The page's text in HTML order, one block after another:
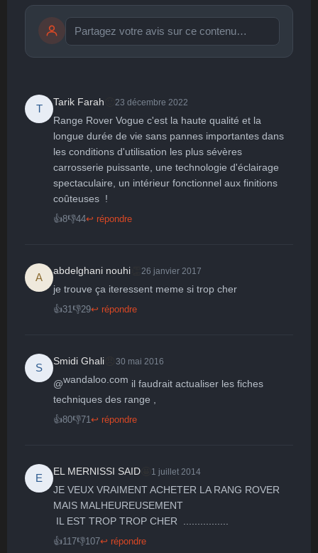
🤩
Parfait
👏
Bravo
😄
Réjoui
🙂
Content
😐
😮
Surpris
😞
Déçu
😠
Enervé
😨
Effrayé
publication immédiate Publier
T
Tarik Farah 23 décembre 2022
Range Rover Vogue c'est la haute qualité et la
longue durée de vie sans pannes importantes dans
les conditions d'utilisation les plus sévères
carrosserie puissante, une technologie d'éclairage
spectaculaire, un intérieur fonctionnel aux finitions
coûteuses  !
👍8👎44↩ répondre
A
abdelghani nouhi 26 janvier 2017
je trouve ça iteressent meme si trop cher
👍31 👎29↩ répondre
S
Smidi Ghali 30 mai 2016
@wandaloo.com il faudrait actualiser les fiches
techniques des range ,
👍80👎71 ↩ répondre
E
EL MERNISSI SAID 1 juillet 2014
JE VEUX VRAIMENT ACHETER LA RANG ROVER
MAIS MALHEUREUSEMENT
IL EST TROP TROP CHER  ................
👍117👎107↩ répondre